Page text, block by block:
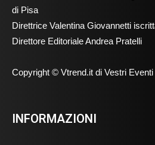
di Pisa
Direttrice Valentina Giovannetti
Direttore Editoriale Andrea Pratelli
Copyright © Vtrend.it di Vestri Eventi
INFORMAZIONI